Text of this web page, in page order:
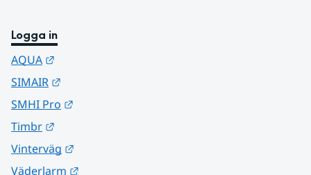
Logga in
AQUA
SIMAIR
SMHI Pro
Timbr
Vinterväg
Väderlarm